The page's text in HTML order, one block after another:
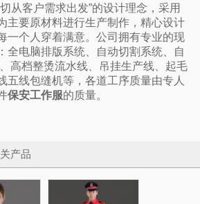
客户需求出发”的设计理念，采用
主要原材料进行生产制作，精心设计
一个人穿着满意。公司拥有专业的现
全电脑排版系统、自动切割系统、自
高档整烫流水线、吊挂生产线、起毛
五线包缝机等，各道工序质量由专人
保安工作服的质量。
产品